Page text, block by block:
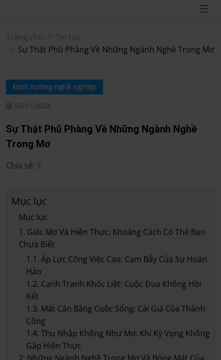
Trang chủ
Tin tức
Sự Thật Phũ Phàng Về Những Ngành Nghề Trong Mơ
Định hướng nghề nghiệp
05/11/2024
Sự Thật Phũ Phàng Về Những Ngành Nghề
Trong Mơ
Chia sẻ:
Mục lục
Mục lục
1. Giấc Mơ Và Hiện Thực: Khoảng Cách Có Thể Bạn
Chưa Biết
1.1. Áp Lực Công Việc Cao: Cạm Bẫy Của Sự Hoàn
Hảo
1.2. Cạnh Tranh Khốc Liệt: Cuộc Đua Không Hồi
Kết
1.3. Mất Cân Bằng Cuộc Sống: Cái Giá Của Thành
Công
1.4. Thu Nhập Không Như Mơ: Khi Kỳ Vọng Không
Gặp Hiện Thực